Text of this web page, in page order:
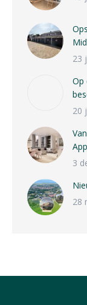
23
Op
20
3
28